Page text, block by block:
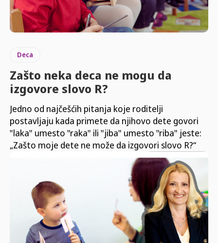
Deca
Zašto neka deca ne mogu da
izgovore slovo R?
Jedno od najčešćih pitanja koje roditelji
postavljaju kada primete da njihovo dete govori
"laka" umesto "raka" ili "jiba" umesto "riba" jeste:
„Zašto moje dete ne može da izgovori slovo R?“